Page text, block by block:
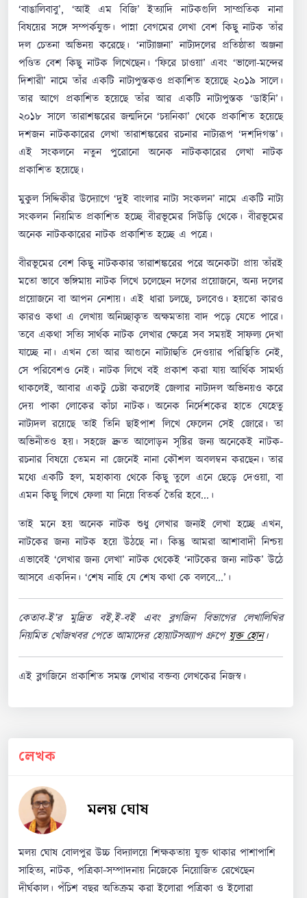
‘বাঙালিবাবু’, ‘আই এম বিজি’ ইত্যাদি নাটকগুলি সাম্প্রতিক নানা
বিষয়ের সঙ্গে সম্পর্কযুক্ত। পান্না বেগমের লেখা বেশ কিছু নাটক তাঁর
দল চেতনা অভিনয় করেছে। ‘নাট্যাঞ্জনা’ নাট্যদলের প্রতিষ্ঠাতা অঞ্জনা
পণ্ডিত বেশ কিছু নাটক লিখেছেন। ‘ফিরে চাওয়া’ এবং ‘ভালো-মন্দের
দিশারী’ নামে তাঁর একটি নাট্যপুস্তকও প্রকাশিত হয়েছে ২০১৯ সালে।
তার আগে প্রকাশিত হয়েছে তাঁর আর একটি নাট্যপুস্তক ‘ডাইনি’।
২০১৮ সালে তারাশঙ্করের জন্মদিনে ‘চয়নিকা’ থেকে প্রকাশিত হয়েছে
দশজন নাটককারের লেখা তারাশঙ্করের রচনার নাট্যরূপ ‘দশদিগন্ত’।
এই সংকলনে নতুন পুরোনো অনেক নাটককারের লেখা নাটক
প্রকাশিত হয়েছে।
মুকুল সিদ্দিকীর উদ্যোগে ‘দুই বাংলার নাট্য সংকলন’ নামে একটি নাট্য
সংকলন নিয়মিত প্রকাশিত হচ্ছে বীরভূমের সিউড়ি থেকে। বীরভূমের
অনেক নাটককারের নাটক প্রকাশিত হচ্ছে এ পত্রে।
বীরভূমের বেশ কিছু নাটককার তারাশঙ্করের পরে অনেকটা প্রায় তাঁরই
মতো ভাবে ভঙ্গিমায় নাটক লিখে চলেছেন দলের প্রয়োজনে, অন্য দলের
প্রয়োজনে বা আপন নেশায়। এই ধারা চলছে, চলবেও। হয়তো কারও
কারও কথা এ লেখায় অনিচ্ছাকৃত অক্ষমতায় বাদ পড়ে যেতে পারে।
তবে একথা সত্যি সার্থক নাটক লেখার ক্ষেত্রে সব সময়ই সাফল্য দেখা
যাচ্ছে না। এখন তো আর আগুনে নাট্যাহুতি দেওয়ার পরিস্থিতি নেই,
সে পরিবেশও নেই। নাটক লিখে বই প্রকাশ করা যায় আর্থিক সামর্থ্য
থাকলেই, আবার একটু চেষ্টা করলেই জেলার নাট্যদল অভিনয়ও করে
দেয় পাকা লোকের কাঁচা নাটক। অনেক নির্দেশকের হাতে যেহেতু
নাট্যদল রয়েছে তাই তিনি ছাইপাশ লিখে ফেলেন সেই জোরে। তা
অভিনীতও হয়। সহজে দ্রুত আলোড়ন সৃষ্টির জন্য অনেকেই নাটক-
রচনার বিষয়ে তেমন না জেনেই নানা কৌশল অবলম্বন করছেন। তার
মধ্যে একটি হল, মহাকাব্য থেকে কিছু তুলে এনে ছেড়ে দেওয়া, বা
এমন কিছু লিখে ফেলা যা নিয়ে বিতর্ক তৈরি হবে...।
তাই মনে হয় অনেক নাটক শুধু লেখার জন্যই লেখা হচ্ছে এখন,
নাটকের জন্য নাটক হয়ে উঠছে না। কিন্তু আমরা আশাবাদী নিশ্চয়
এভাবেই ‘লেখার জন্য লেখা’ নাটক থেকেই ‘নাটকের জন্য নাটক’ উঠে
আসবে একদিন। ‘শেষ নাহি যে শেষ কথা কে বলবে...’।
কেতাব-ই’র মুদ্রিত বই,ই-বই এবং ব্লগজিন বিভাগের লেখালিখির
নিয়মিত খোঁজখবর পেতে আমাদের হোয়াটসঅ্যাপ গ্রুপেযুক্ত হোন।
এই ব্লগজিনে প্রকাশিত সমস্ত লেখার বক্তব্য লেখকের নিজস্ব।
লেখক
মলয় ঘোষ
মলয় ঘোষ বোলপুর উচ্চ বিদ্যালয়ে শিক্ষকতায় যুক্ত থাকার পাশাপাশি
সাহিত্য, নাটক, পত্রিকা-সম্পাদনায় নিজেকে নিয়োজিত রেখেছেন
দীর্ঘকাল। পঁচিশ বছর অতিক্রম করা ইলোরা পত্রিকা ও ইলোরা